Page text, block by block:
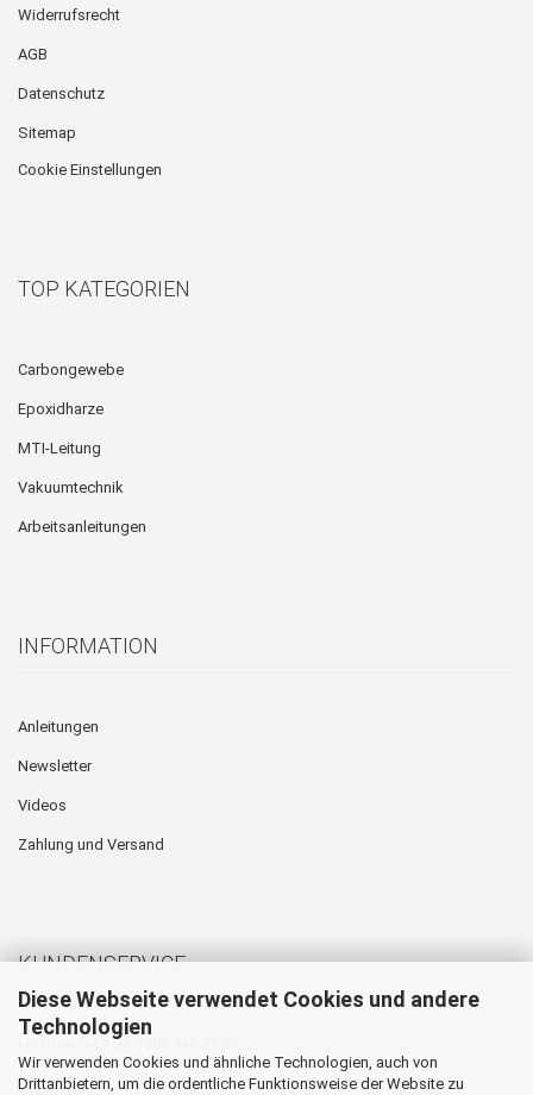
Diese Webseite verwendet Cookies und andere
Technologien
Wir verwenden Cookies und ähnliche Technologien, auch von
Drittanbietern, um die ordentliche Funktionsweise der Website zu
Widerrufsrecht
AGB
Datenschutz
Sitemap
Cookie Einstellungen
TOP KATEGORIEN
Carbongewebe
Epoxidharze
MTI-Leitung
Vakuumtechnik
Arbeitsanleitungen
INFORMATION
Anleitungen
Newsletter
Videos
Zahlung und Versand
KUNDENSERVICE
Hotline: +49 (0) 5905 945 98 70
Mo. - Do. von 07:30 - 16:00 Uhr